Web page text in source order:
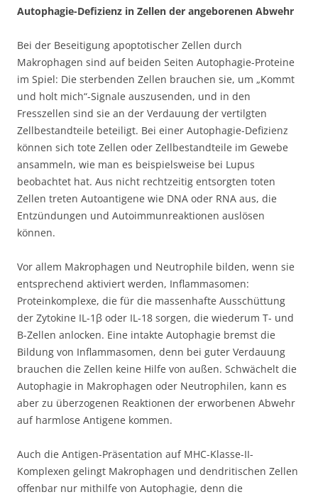
Autophagie-Defizienz in Zellen der angeborenen Abwehr
Bei der Beseitigung apoptotischer Zellen durch
Makrophagen sind auf beiden Seiten Autophagie-Proteine
im Spiel: Die sterbenden Zellen brauchen sie, um „Kommt
und holt mich“-Signale auszusenden, und in den
Fresszellen sind sie an der Verdauung der vertilgten
Zellbestandteile beteiligt. Bei einer Autophagie-Defizienz
können sich tote Zellen oder Zellbestandteile im Gewebe
ansammeln, wie man es beispielsweise bei Lupus
beobachtet hat. Aus nicht rechtzeitig entsorgten toten
Zellen treten Autoantigene wie DNA oder RNA aus, die
Entzündungen und Autoimmunreaktionen auslösen
können.
Vor allem Makrophagen und Neutrophile bilden, wenn sie
entsprechend aktiviert werden, Inflammasomen:
Proteinkomplexe, die für die massenhafte Ausschüttung
der Zytokine IL-1β oder IL-18 sorgen, die wiederum T- und
B-Zellen anlocken. Eine intakte Autophagie bremst die
Bildung von Inflammasomen, denn bei guter Verdauung
brauchen die Zellen keine Hilfe von außen. Schwächelt die
Autophagie in Makrophagen oder Neutrophilen, kann es
aber zu überzogenen Reaktionen der erworbenen Abwehr
auf harmlose Antigene kommen.
Auch die Antigen-Präsentation auf MHC-Klasse-II-
Komplexen gelingt Makrophagen und dendritischen Zellen
offenbar nur mithilfe von Autophagie, denn die